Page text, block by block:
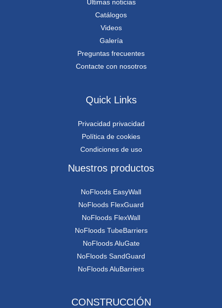
Últimas noticias
Catálogos
Videos
Galería
Preguntas frecuentes
Contacte con nosotros
Quick Links
Privacidad privacidad
Política de cookies
Condiciones de uso
Nuestros productos
NoFloods EasyWall
NoFloods FlexGuard
NoFloods FlexWall
NoFloods TubeBarriers
NoFloods AluGate
NoFloods SandGuard
NoFloods AluBarriers
CONSTRUCCIÓN